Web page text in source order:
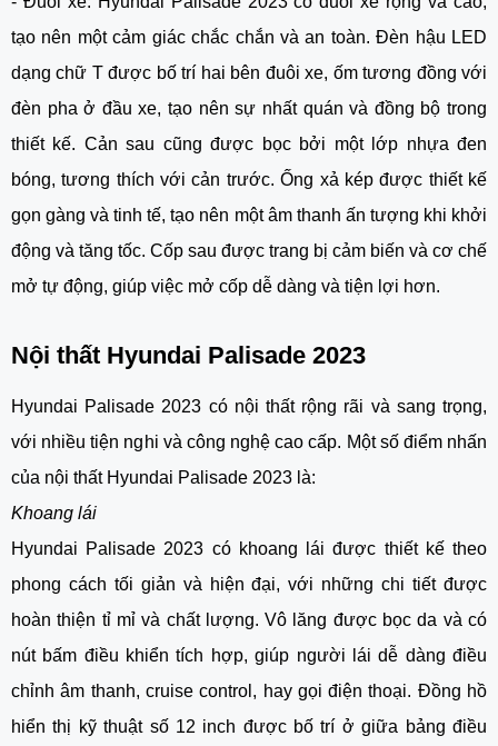
tạo nên một cảm giác chắc chắn và an toàn. Đèn hậu LED
dạng chữ T được bố trí hai bên đuôi xe, ốm tương đồng với
đèn pha ở đầu xe, tạo nên sự nhất quán và đồng bộ trong
thiết kế. Cản sau cũng được bọc bởi một lớp nhựa đen
bóng, tương thích với cản trước. Ống xả kép được thiết kế
gọn gàng và tinh tế, tạo nên một âm thanh ấn tượng khi khởi
động và tăng tốc. Cốp sau được trang bị cảm biến và cơ chế
mở tự động, giúp việc mở cốp dễ dàng và tiện lợi hơn.
Nội thất Hyundai Palisade 2023
Hyundai Palisade 2023 có nội thất rộng rãi và sang trọng,
với nhiều tiện nghi và công nghệ cao cấp. Một số điểm nhấn
của nội thất Hyundai Palisade 2023 là:
Khoang lái
Hyundai Palisade 2023 có khoang lái được thiết kế theo
phong cách tối giản và hiện đại, với những chi tiết được
hoàn thiện tỉ mỉ và chất lượng. Vô lăng được bọc da và có
nút bấm điều khiển tích hợp, giúp người lái dễ dàng điều
chỉnh âm thanh, cruise control, hay gọi điện thoại. Đồng hồ
hiển thị kỹ thuật số 12 inch được bố trí ở giữa bảng điều